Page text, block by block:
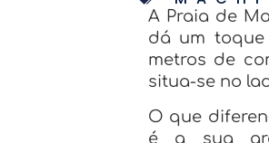
A Praia de
dá um
metros de
situa-se no
O que
é a sua